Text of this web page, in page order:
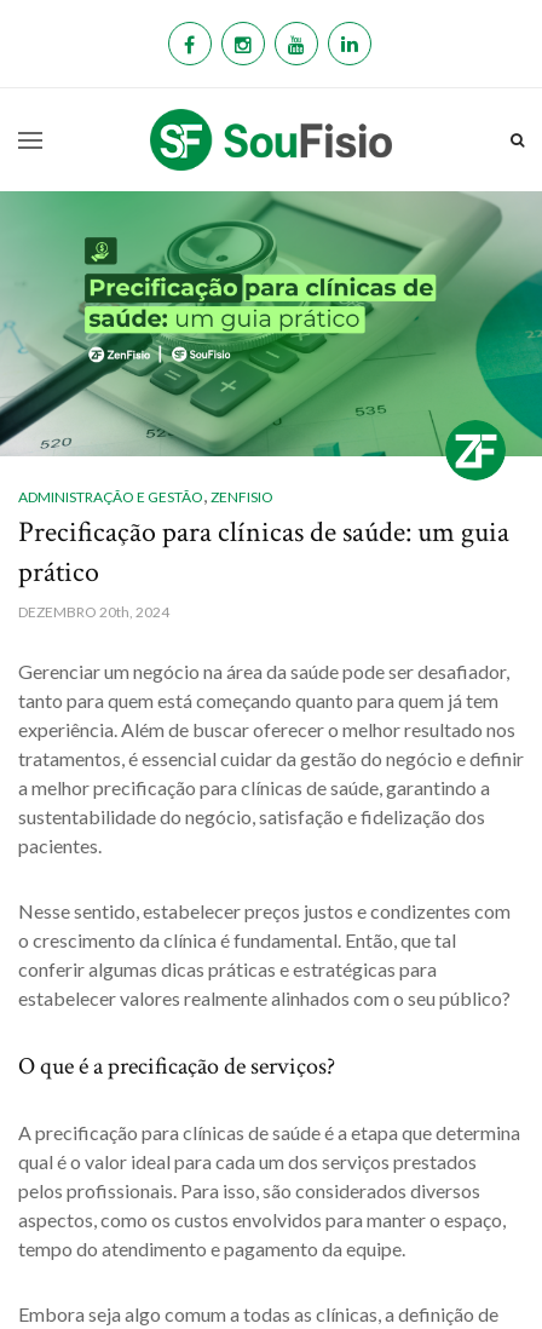
ADMINISTRAÇÃO E GESTÃO, ZENFISIO
Precificação para clínicas de saúde: um guia
prático
DEZEMBRO 20th, 2024
Gerenciar um negócio na área da saúde pode ser desafiador,
tanto para quem está começando quanto para quem já tem
experiência. Além de buscar oferecer o melhor resultado nos
tratamentos, é essencial cuidar da gestão do negócio e definir
a melhor precificação para clínicas de saúde, garantindo a
sustentabilidade do negócio, satisfação e fidelização dos
pacientes.
Nesse sentido, estabelecer preços justos e condizentes com
o crescimento da clínica é fundamental. Então, que tal
conferir algumas dicas práticas e estratégicas para
estabelecer valores realmente alinhados com o seu público?
O que é a precificação de serviços?
A precificação para clínicas de saúde é a etapa que determina
qual é o valor ideal para cada um dos serviços prestados
pelos profissionais. Para isso, são considerados diversos
aspectos, como os custos envolvidos para manter o espaço,
tempo do atendimento e pagamento da equipe.
Embora seja algo comum a todas as clínicas, a definição de